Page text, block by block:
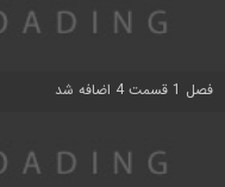
فصل 1 قسمت 4 اضافه شد